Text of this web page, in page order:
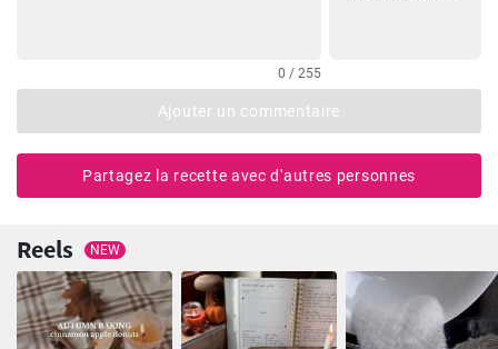
0 / 255
Ajouter un commentaire
Partagez la recette avec d'autres personnes
Reels NEW